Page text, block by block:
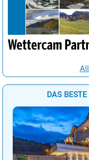
Wettercam
DAS